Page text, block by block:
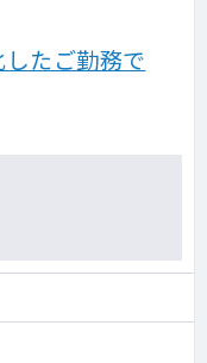
したご勤務で